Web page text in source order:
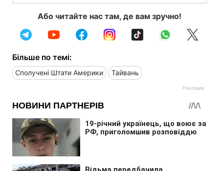
Або читайте нас там, де вам зручно!
Більше по темі:
Сполучені Штати Америки Тайвань